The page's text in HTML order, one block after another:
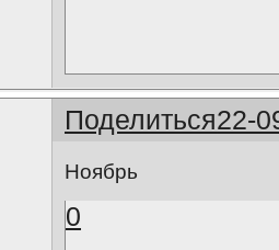
Поделиться22-
Ноябрь
0